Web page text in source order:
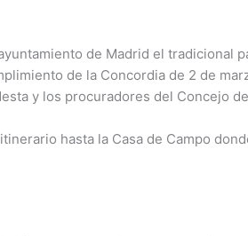
de Madrid el tradicional
de la Concordia de 2 de
y los procuradores del Concejo
hasta la Casa de Campo